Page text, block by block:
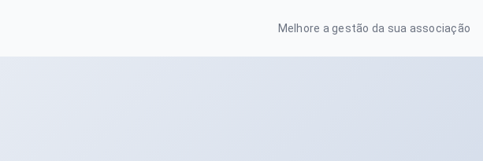
Melhore a gestão da sua associação